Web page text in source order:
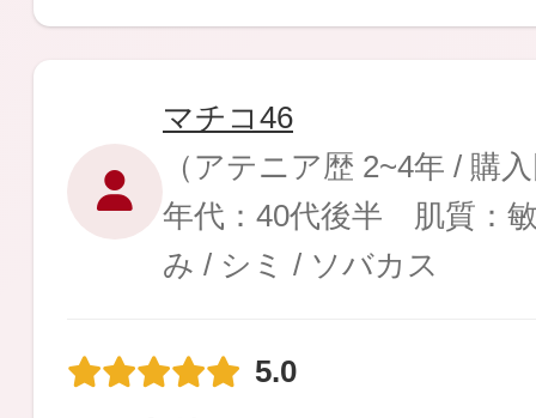
マチコ46
（アテニア歴 2~4年 / 購
年代：40代後半 肌質：
み / シミ / ソバカス
5.0